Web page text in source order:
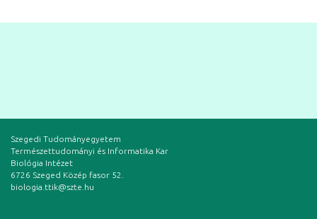
Szegedi Tudományegyetem
Természettudományi és Informatika Kar
Biológia Intézet
6726 Szeged Közép fasor 52.
biologia.ttik@szte.hu